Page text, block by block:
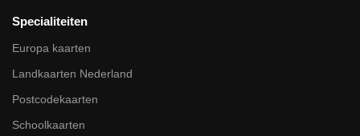
Specialiteiten
Europa kaarten
Landkaarten Nederland
Postcodekaarten
Schoolkaarten